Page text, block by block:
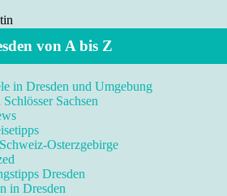
von A bis Z
in Dresden und Umgebung
Sachsen
Osterzgebirge
Dresden
in Dresden